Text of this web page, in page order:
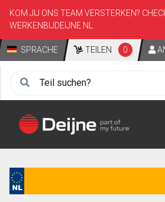
KOM JIJ ONS TEAM VERSTERKEN?
WERKENBIJDEIJNE.NL
SPRACHE TEILEN 0